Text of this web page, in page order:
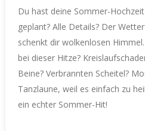
Du hast deine Sommer-
geplant? Alle Details? Der
schenkt dir wolkenlosen
bei dieser Hitze?
Beine? Verbrannten Scheitel?
Tanzlaune, weil es einfach zu
ein echter Sommer-Hit!